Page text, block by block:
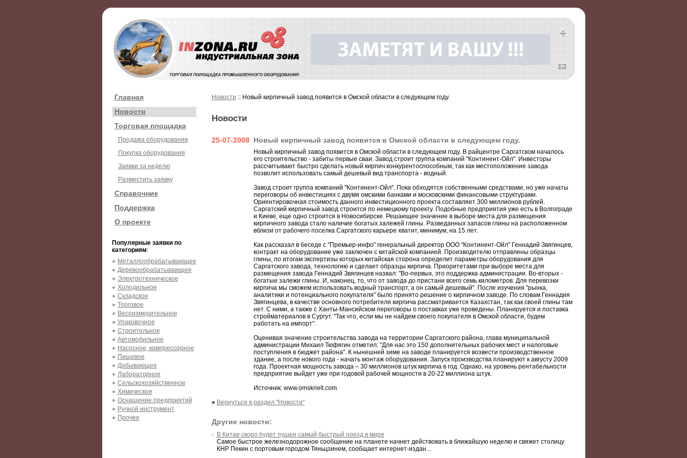
Главная
Новости
Торговая площадка
Продажа оборудования
Покупка оборудования
Заявки за неделю
Разместить заявку
Справочник
Поддержка
О проекте
Популярные заявки по
категориям:
Металлообрабатывающее
Деревообрабатывающее
Электротехническое
Холодильное
Складское
Торговое
Весоизмерительное
Упаковочное
Строительное
Автомобильное
Насосное, компрессорное
Пищевое
Добывающее
Лабораторное
Сельскохозяйственное
Химическое
Оснащение предприятий
Ручной инструмент
Прочее
Новости :: Новый кирпичный завод появится в Омской области в следующем году.
Новости
25-07-2008 Новый кирпичный завод появится в Омской области в следующем году.
Новый кирпичный завод появится в Омской области в следующем году. В райцентре Саргатском началось
его строительство - забиты первые сваи. Завод строит группа компаний "Континент-Ойл". Инвесторы
рассчитывают быстро сделать новый кирпич конкурентоспособным, так как местоположение завода
позволит использовать самый дешевый вид транспорта - водный.
Завод строит группа компаний "Континент-Ойл". Пока обходятся собственными средствами, но уже начаты
переговоры об инвестициях с двумя омскими банками и московскими финансовыми структурами.
Ориентировочная стоимость данного инвестиционного проекта составляет 300 миллионов рублей.
Саргатский кирпичный завод строится по немецкому проекту. Подобные предприятия уже есть в Волгограде
и Киеве, еще одно строится в Новосибирске. Решающее значение в выборе места для размещения
кирпичного завода стало наличие богатых залежей глины. Разведанных запасов глины на расположенном
вблизи от рабочего поселка Саргатского карьере хватит, минимум, на 15 лет.
Как рассказал в беседе с "Премьер-инфо" генеральный директор ООО "Континент-Ойл" Геннадий Звягинцев,
контракт на оборудование уже заключен с китайской компанией. Производителю отправлены образцы
глины, по итогам экспертизы которых китайская сторона определит параметры оборудования для
Саргатского завода, технологию и сделает образцы кирпича. Приоритетами при выборе места для
размещения завода Геннадий Звягинцев назвал: "Во-первых, это поддержка администрации. Во-вторых -
богатые залежи глины. И, наконец, то, что от завода до пристани всего семь километров. Для перевозки
кирпича мы сможем использовать водный транспорт, а он самый дешевый". После изучения "рынка,
аналитики и потенциального покупателя" было принято решение о кирпичном заводе. По словам Геннадия
Звягинцева, в качестве основного потребителя кирпича рассматривается Казахстан, так как своей глины там
нет. С ними, а также с Ханты-Мансийском переговоры о поставках уже проведены. Планируется и поставка
стройматериалов в Сургут. "Так что, если мы не найдем своего покупателя в Омской области, будем
работать на импорт".
Оценивая значение строительства завода на территории Саргатского района, глава муниципальной
администрации Михаил Тюфягин отметил: "Для нас это 150 дополнительных рабочих мест и налоговые
поступления в бюджет района". К нынешней зиме на заводе планируется возвести производственное
здание, а после нового года - начать монтаж оборудования. Запуск производства планируют к августу 2009
года. Проектная мощность завода – 30 миллионов штук кирпича в год. Однако, на уровень рентабельности
предприятие выйдет уже при годовой рабочей мощности в 20-22 миллиона штук.
Источник: www.omskrielt.com
» Вернуться в раздел "Новости"
Другие новости:
В Китае скоро будет пущен самый быстрый поезд в мире
Самое быстрое железнодорожное сообщение на планете начнет действовать в ближайшую неделю и свяжет столицу
КНР Пекин с портовым городом Тяньцзинем, сообщает интернет-издан...